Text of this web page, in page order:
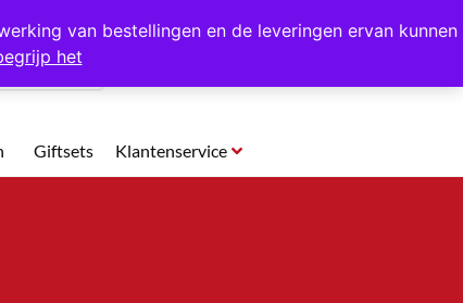
van bestellingen en de leveringen ervan kunnen
het
in Hansweert
Giftsets Klantenservice